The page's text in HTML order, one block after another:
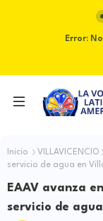
Error:No
Inicio VILLAVICENCIO
servicio de agua en
EAAV avanza
servicio de